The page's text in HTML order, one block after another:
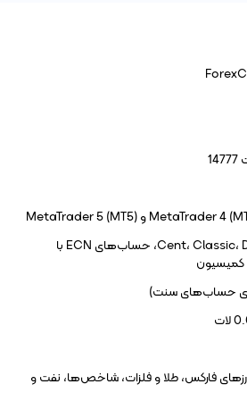
انواع حساب‌ها: Cent، Classic، DirectFX، حساب‌های ECN با
فارکس، طلا و فلزات، شاخص‌ها، نفت و